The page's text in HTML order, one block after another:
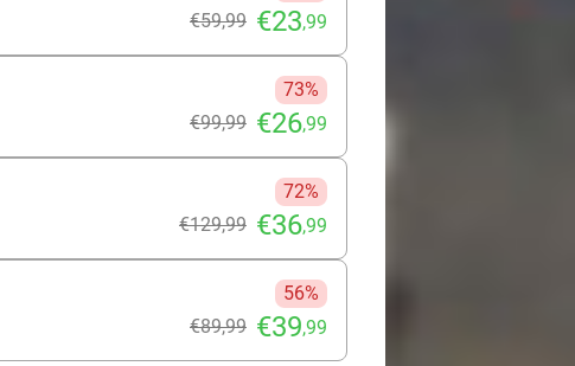
€59,99 €23,99
73%
€99,99 €26,99
72%
€129,99 €36,99
56%
€89,99 €39,99